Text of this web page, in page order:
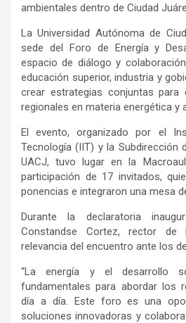
ambientales dentro de Ciudad
La Universidad Autónoma de
sede del Foro de Energía y
espacio de diálogo y
educación superior, industria y
crear estrategias conjuntas
regionales en materia energética y
El evento, organizado por el
Tecnología (IIT) y la Subdirección
UACJ, tuvo lugar en la
participación de 17 invitados,
ponencias e integraron una mesa
Durante la declaratoria
Constandse Cortez, rector
relevancia del encuentro ante los
“La energía y el desarrollo
fundamentales para abordar los
día a día. Este foro es una
soluciones innovadoras y